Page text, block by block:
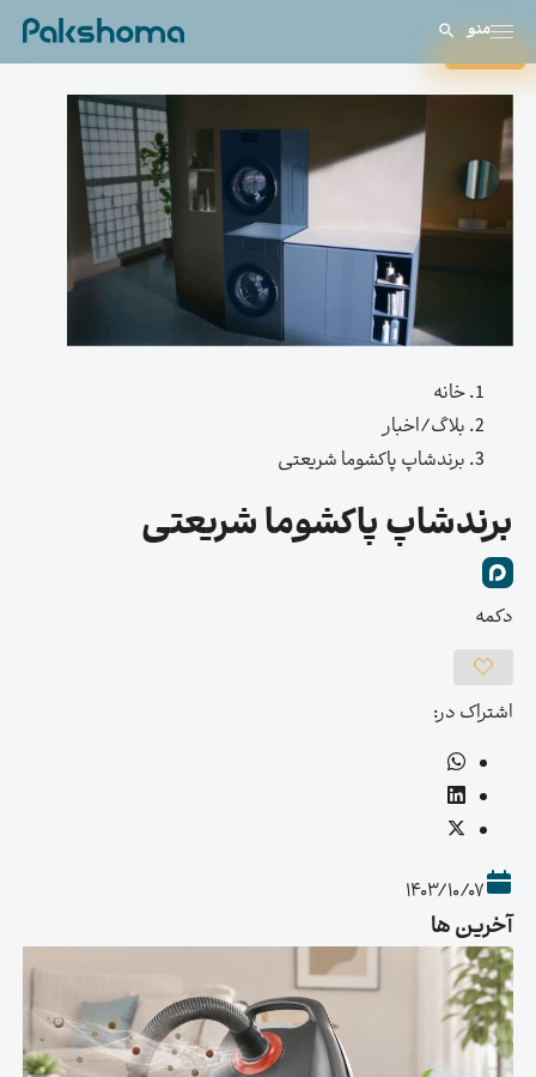
منو
بستن
خانه
بلاگ/اخبار
برندشاپ پاکشوما شریعتی
برندشاپ پاکشوما شریعتی
دکمه
اشتراک در:
1403/10/07
آخرین ها